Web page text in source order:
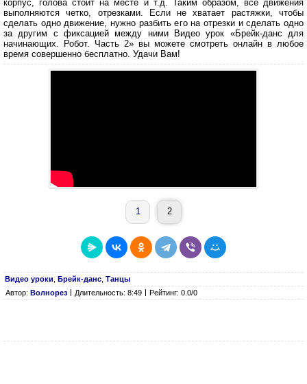
корпус, голова стоит на месте и т.д. Таким образом, все движения
выполняются четко, отрезками. Если не хватает растяжки, чтобы
сделать одно движение, нужно разбить его на отрезки и сделать одно
за другим с фиксацией между ними Видео урок «Брейк-данс для
начинающих. Робот. Часть 2» вы можете смотреть онлайн в любое
время совершенно бесплатно. Удачи Вам!
1 2
Видео уроки Брейк-данс Танцы
Автор: Волнорез Длительность: 8:49 Рейтинг: 0.0/0